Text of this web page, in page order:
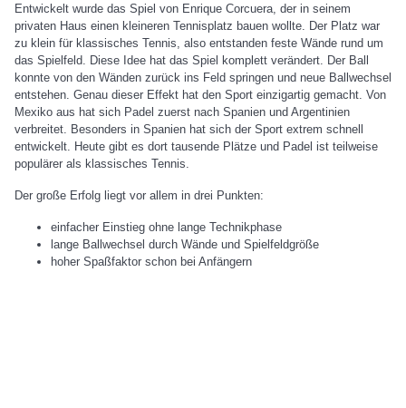
Entwickelt wurde das Spiel von Enrique Corcuera, der in seinem
privaten Haus einen kleineren Tennisplatz bauen wollte. Der Platz war
zu klein für klassisches Tennis, also entstanden feste Wände rund um
das Spielfeld. Diese Idee hat das Spiel komplett verändert. Der Ball
konnte von den Wänden zurück ins Feld springen und neue Ballwechsel
entstehen. Genau dieser Effekt hat den Sport einzigartig gemacht. Von
Mexiko aus hat sich Padel zuerst nach Spanien und Argentinien
verbreitet. Besonders in Spanien hat sich der Sport extrem schnell
entwickelt. Heute gibt es dort tausende Plätze und Padel ist teilweise
populärer als klassisches Tennis.
Der große Erfolg liegt vor allem in drei Punkten:
einfacher Einstieg ohne lange Technikphase
lange Ballwechsel durch Wände und Spielfeldgröße
hoher Spaßfaktor schon bei Anfängern